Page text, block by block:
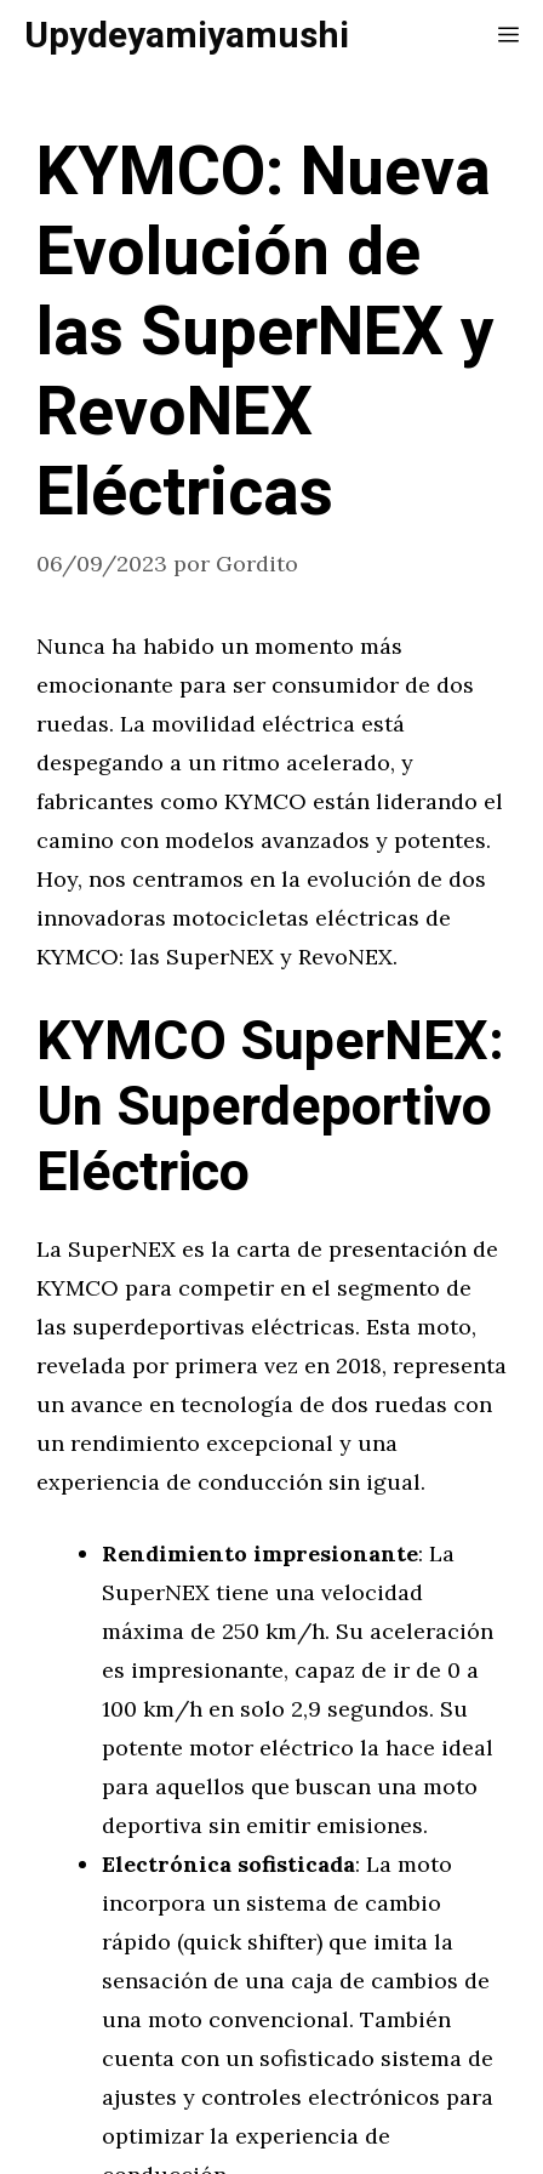
SaltarUpydeyamiyamushi
KYMCO: Nueva
Evolución de
las SuperNEX y
RevoNEX
Eléctricas
06/09/2023 por Gordito
Nunca ha habido un momento más
emocionante para ser consumidor de dos
ruedas. La movilidad eléctrica está
despegando a un ritmo acelerado, y
fabricantes como KYMCO están liderando el
camino con modelos avanzados y potentes.
Hoy, nos centramos en la evolución de dos
innovadoras motocicletas eléctricas de
KYMCO: las SuperNEX y RevoNEX.
KYMCO SuperNEX:
Un Superdeportivo
Eléctrico
La SuperNEX es la carta de presentación de
KYMCO para competir en el segmento de
las superdeportivas eléctricas. Esta moto,
revelada por primera vez en 2018, representa
un avance en tecnología de dos ruedas con
un rendimiento excepcional y una
experiencia de conducción sin igual.
Rendimiento impresionante: La
SuperNEX tiene una velocidad
máxima de 250 km/h. Su aceleración
es impresionante, capaz de ir de 0 a
100 km/h en solo 2,9 segundos. Su
potente motor eléctrico la hace ideal
para aquellos que buscan una moto
deportiva sin emitir emisiones.
Electrónica sofisticada: La moto
incorpora un sistema de cambio
rápido (quick shifter) que imita la
sensación de una caja de cambios de
una moto convencional. También
cuenta con un sofisticado sistema de
ajustes y controles electrónicos para
optimizar la experiencia de